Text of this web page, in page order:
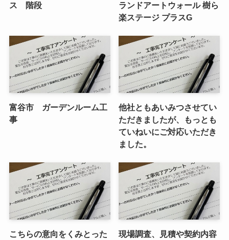
ス 階段
ランドアートウォール 樹ら
楽ステージ プラスG
富谷市 ガーデンルーム工
事
他社ともあいみつさせてい
ただきましたが、もっとも
ていねいにご対応いただき
ました。
こちらの意向をくみとった
現場調査、見積や契約内容